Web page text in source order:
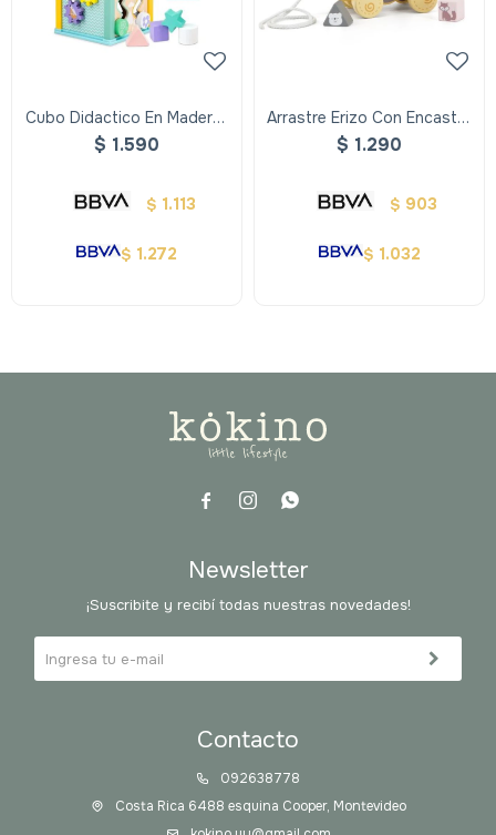
Cubo Didactico En Madera-
5 En 1
$ 1.590
$ 1.113
$ 1.272
Arrastre Erizo Con Encastre
- Polar B
$ 1.290
$ 903
$ 1.032
  
Contacto
092638778
Costa Rica 6488 esquina Cooper, Montevideo
Newsletter
¡Suscribite y recibí todas nuestras novedades!